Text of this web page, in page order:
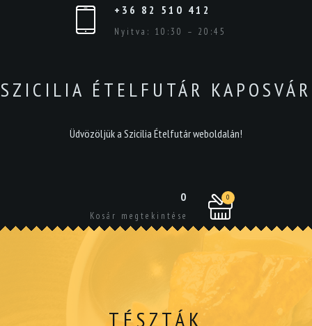
+36 82 510 412
Nyitva: 10:30 – 20:45
SZICILIA ÉTELFUTÁR KAPOSVÁR
Üdvözöljük a Szicilia Ételfutár weboldalán!
0
Kosár megtekintése
0
TÉSZTÁK